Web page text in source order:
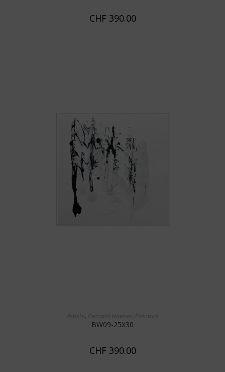
CHF 390.00
AJOUTER AU PANIER
Artiste, Bernard Waeber , Peinture
BW09-25X30
CHF 390.00